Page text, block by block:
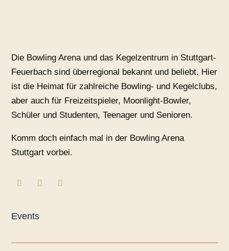
Die Bowling Arena und das Kegelzentrum in Stuttgart-
Feuerbach sind überregional bekannt und beliebt. Hier
ist die Heimat für zahlreiche Bowling- und Kegelclubs,
aber auch für Freizeitspieler, Moonlight-Bowler,
Schüler und Studenten, Teenager und Senioren.
Komm doch einfach mal in der Bowling Arena
Stuttgart vorbei.
Events